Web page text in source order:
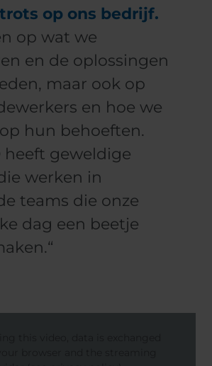
op ons bedrijf.
op wat we
en de oplossingen
maar ook op
en hoe we
hun behoeften.
heeft geweldige
werken in
teams die onze
dag een beetje